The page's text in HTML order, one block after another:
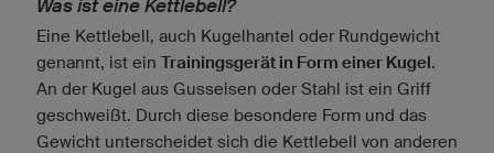
Was ist eine Kettlebell?
Eine Kettlebell, auch Kugelhantel oder Rundgewicht
genannt, ist ein Trainingsgerät in Form einer Kugel .
An der Kugel aus Gusseisen oder Stahl ist ein Griff
geschweißt. Durch diese besondere Form und das
Gewicht unterscheidet sich die Kettlebell von anderen